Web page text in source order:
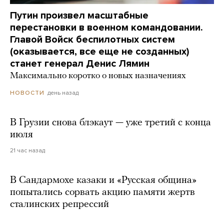
Путин произвел масштабные
перестановки в военном командовании.
Главой Войск беспилотных систем
(оказывается, все еще не созданных)
станет генерал Денис Лямин
Максимально коротко о новых назначениях
НОВОСТИ день назад
В Грузии снова блэкаут — уже третий с конца
июля
21 час назад
В Сандармохе казаки и «Русская община»
попытались сорвать акцию памяти жертв
сталинских репрессий